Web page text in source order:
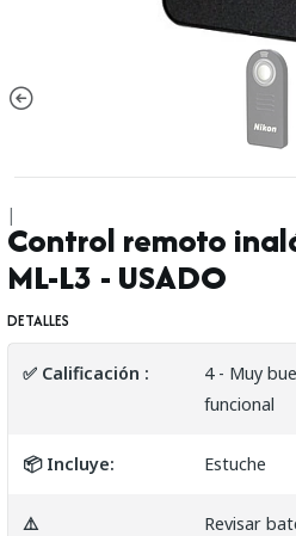
|
Control remoto
ML-L3 - USADO
DETALLES
✅ Calificación :
4 - Muy
funcional
📦 Incluye: Estuche
⚠️
Revisar